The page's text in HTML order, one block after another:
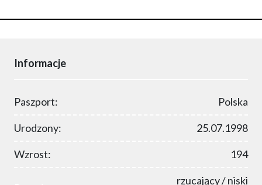
Informacje
Paszport: Polska
Urodzony: 25.07.1998
Wzrost: 194
rzucający / niski